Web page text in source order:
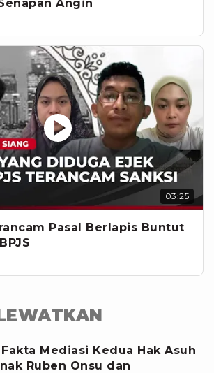
Angin
03:25
Pasal Berlapis Buntut
Fakta Mediasi Kedua Hak Asuh
Ruben Onsu dan